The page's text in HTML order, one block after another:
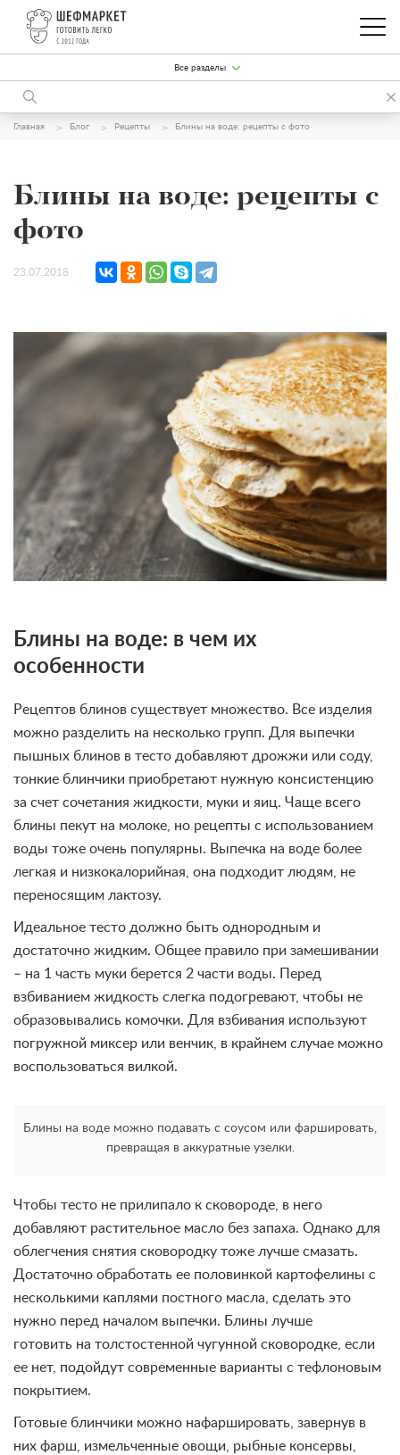
Все разделы
Главная Блог Рецепты Блины на воде: рецепты с фото
Блины на воде: рецепты с
фото
23.07.2018
Блины на воде: в чем их
особенности
Рецептов блинов существует множество. Все изделия
можно разделить на несколько групп. Для выпечки
пышных блинов в тесто добавляют дрожжи или соду,
тонкие блинчики приобретают нужную консистенцию
за счет сочетания жидкости, муки и яиц. Чаще всего
блины пекут на молоке, но рецепты с использованием
воды тоже очень популярны. Выпечка на воде более
легкая и низкокалорийная, она подходит людям, не
переносящим лактозу.
Идеальное тесто должно быть однородным и
достаточно жидким. Общее правило при замешивании
– на 1 часть муки берется 2 части воды. Перед
взбиванием жидкость слегка подогревают, чтобы не
образовывались комочки. Для взбивания используют
погружной миксер или венчик, в крайнем случае можно
воспользоваться вилкой.
Блины на воде можно подавать с соусом или фаршировать,
превращая в аккуратные узелки.
Чтобы тесто не прилипало к сковороде, в него
добавляют растительное масло без запаха. Однако для
облегчения снятия сковородку тоже лучше смазать.
Достаточно обработать ее половинкой картофелины с
несколькими каплями постного масла, сделать это
нужно перед началом выпечки. Блины лучше
готовить на толстостенной чугунной сковородке, если
ее нет, подойдут современные варианты с тефлоновым
покрытием.
Готовые блинчики можно нафаршировать, завернув в
них фарш, измельченные овощи, рыбные консервы,